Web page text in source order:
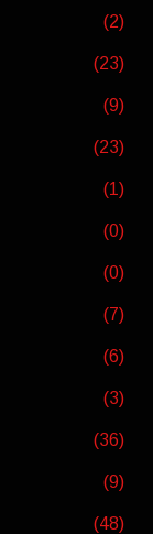
(2)
(23)
(9)
(23)
(1)
(0)
(0)
(7)
(6)
(3)
(36)
(9)
(48)